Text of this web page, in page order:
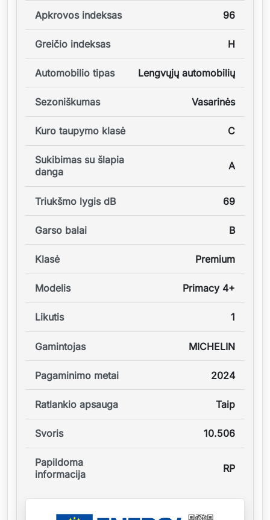
Apkrovos indeksas 96
Greičio indeksas H
Automobilio tipas Lengvųjų automobilių
Sezoniškumas Vasarinės
Kuro taupymo klasė C
Sukibimas su šlapia
danga
A
Triukšmo lygis dB 69
Garso balai B
Klasė Premium
Modelis Primacy 4+
Likutis 1
Gamintojas MICHELIN
Pagaminimo metai 2024
Ratlankio apsauga Taip
Svoris 10.506
Papildoma
informacija
RP